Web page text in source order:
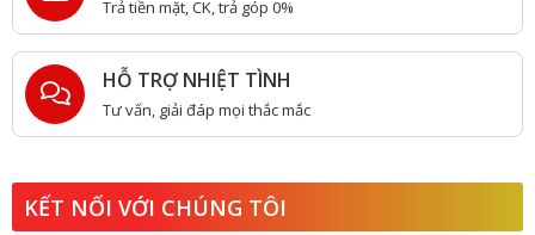
Trả tiền mặt, CK, trả góp 0%
HỖ TRỢ NHIỆT TÌNH
Tư vấn, giải đáp mọi thắc mắc
KẾT NỐI VỚI CHÚNG TÔI